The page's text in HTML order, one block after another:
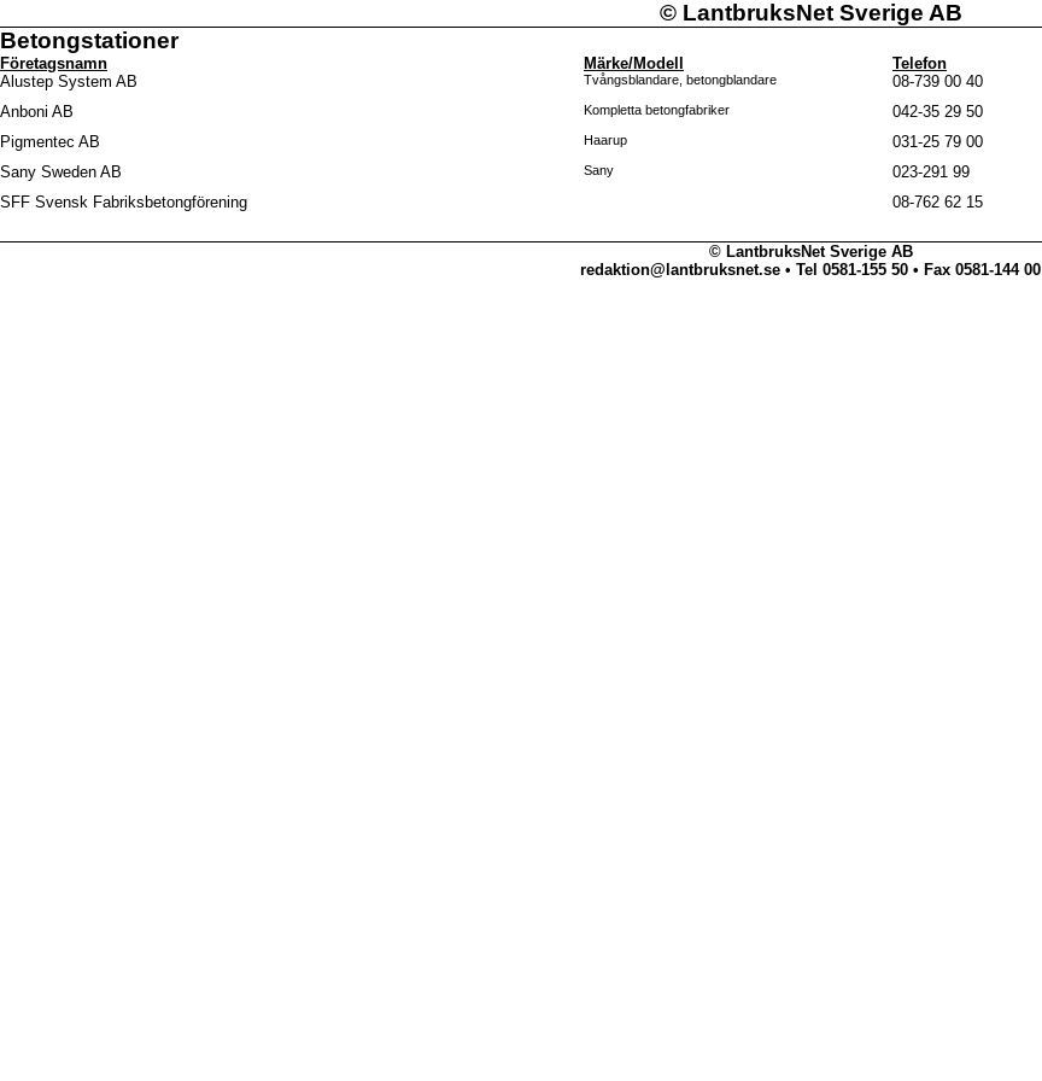
©LantbruksNet Sverige AB
Betongstationer
Företagsnamn Märke/Modell Telefon
Alustep System AB
Tvångsblandare, betongblandare 08-739 00 40
Anboni AB
Kompletta betongfabriker 042-35 29 50
Pigmentec AB
Haarup 031-25 79 00
Sany Sweden AB
Sany 023-291 99
SFF Svensk Fabriksbetongförening
08-762 62 15
© LantbruksNet Sverige AB
redaktion@lantbruksnet.se • Tel 0581-155 50 • Fax 0581-144 00